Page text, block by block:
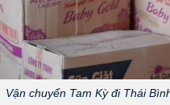
Vận chuyển Tam Kỳ đi Thái